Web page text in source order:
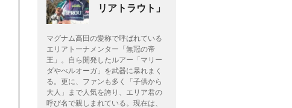
リアトラウト」
マグナム高田の愛称で呼ばれている
エリアトーナメンター「無冠の帝
王」。自ら開発したルアー「マリー
ダやべルオーガ」を武器に暴れまく
る。更に、ファンも多く「子供から
大人」まで人気を誇り、エリア君の
呼び名で親しまれている。現在は、